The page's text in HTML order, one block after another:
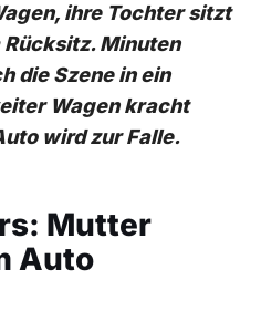
ihre Tochter sitzt
Minuten
die Szene in ein
Wagen kracht
wird zur Falle.
Mutter
Auto